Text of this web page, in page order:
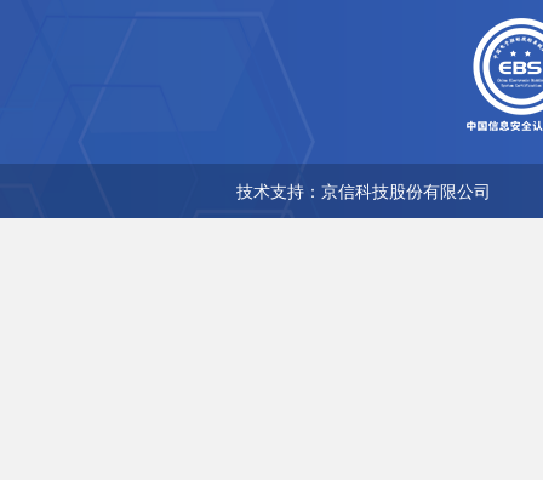
技术支持：京信科技股份有限公司